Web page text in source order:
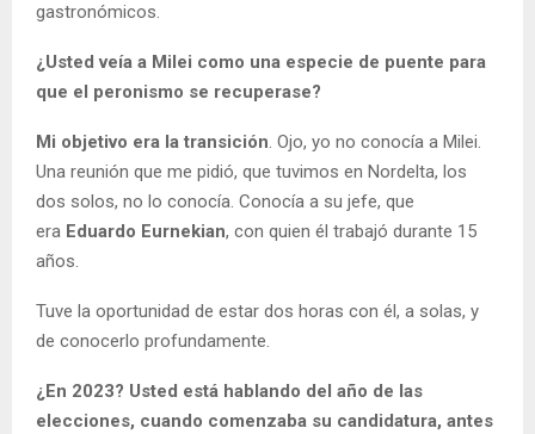
gastronómicos.
¿Usted veía a Milei como una especie de puente para
que el peronismo se recuperase?
Mi objetivo era la transición. Ojo, yo no conocía a Milei.
Una reunión que me pidió, que tuvimos en Nordelta, los
dos solos, no lo conocía. Conocía a su jefe, que
era Eduardo Eurnekian, con quien él trabajó durante 15
años.
Tuve la oportunidad de estar dos horas con él, a solas, y
de conocerlo profundamente.
¿En 2023? Usted está hablando del año de las
elecciones, cuando comenzaba su candidatura, antes